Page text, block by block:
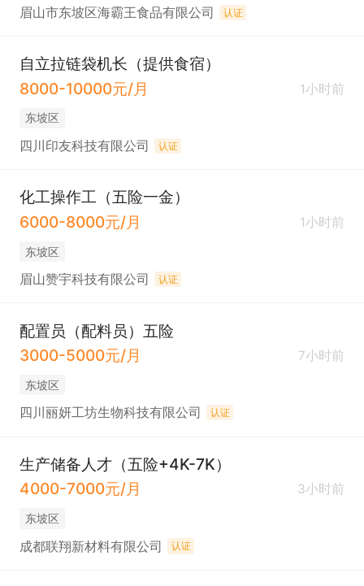
眉山市东坡区海霸王食品有限公司 认证
自立拉链袋机长（提供食宿）
8000-10000元/月
1小时前
东坡区
四川印友科技有限公司 认证
化工操作工（五险一金）
6000-8000元/月
1小时前
东坡区
眉山赞宇科技有限公司 认证
配置员（配料员）五险
3000-5000元/月
7小时前
东坡区
四川丽妍工坊生物科技有限公司 认证
生产储备人才（五险+4K-7K）
4000-7000元/月
3小时前
东坡区
成都联翔新材料有限公司 认证